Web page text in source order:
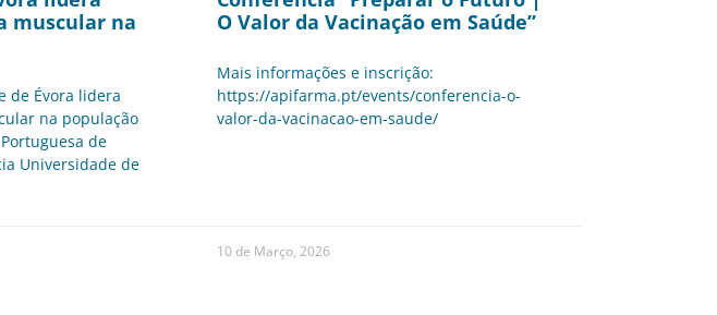
muscular na
de Évora lidera
na população
Portuguesa de
Universidade de
O Valor da Vacinação em Saúde”
Mais informações e inscrição:
https://apifarma.pt/events/conferencia-o-
valor-da-vacinacao-em-saude/
10 de Março, 2026